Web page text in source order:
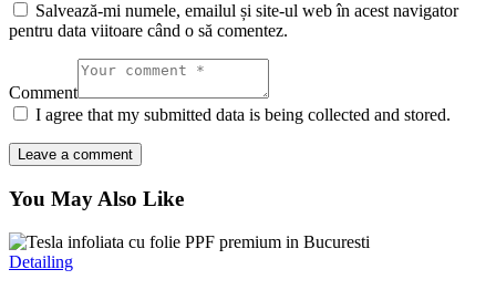
Salvează-mi numele, emailul și site-ul web în acest navigator
pentru data viitoare când o să comentez.
Comment
I agree that my submitted data is being collected and stored.
You May Also Like
Detailing